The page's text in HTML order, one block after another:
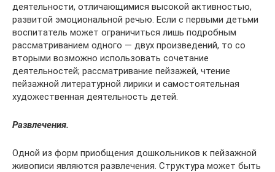
деятельности, отличающимися высокой активностью,
развитой эмоциональной речью. Если с первыми детьми
воспитатель может ограничиться лишь подробным
рассматриванием одного — двух произведений, то со
вторыми возможно использовать сочетание
деятельностей; рассматривание пейзажей, чтение
пейзажной литературной лирики и самостоятельная
художественная деятельность детей.
Развлечения.
Одной из форм приобщения дошкольников к пейзажной
живописи являются развлечения. Структура может быть